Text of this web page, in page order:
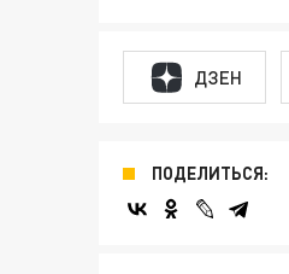
ДЗЕН
ПОДЕЛИТЬСЯ: